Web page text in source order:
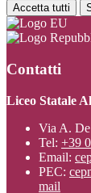
Accetta tutti
Contatti
Liceo Statale
Via A. De
Tel: +39
Email:
PEC:
mail